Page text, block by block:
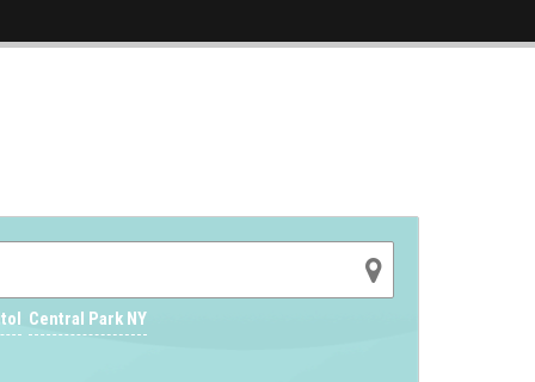
Central Park NY